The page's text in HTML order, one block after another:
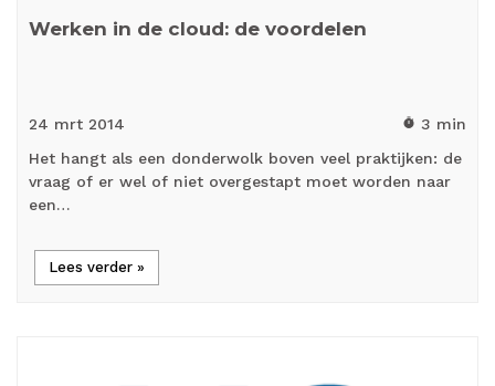
Werken in de cloud: de voordelen
24 mrt 2014 timer 3 min
Het hangt als een donderwolk boven veel praktijken: de
vraag of er wel of niet overgestapt moet worden naar
een…
Lees verder »